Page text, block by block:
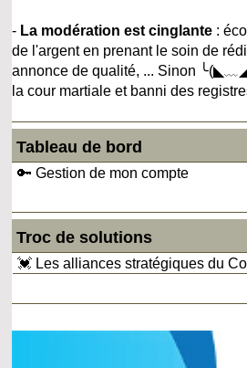
- La modération est cinglante :
de l'argent en prenant le soin de
annonce de qualité, ... Sinon
la cour martiale et banni des
Tableau de bord
🔑 Gestion de mon compte
Troc de solutions
💓 Les alliances stratégiques du